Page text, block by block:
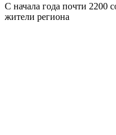
С начала года почти 2200
жители региона